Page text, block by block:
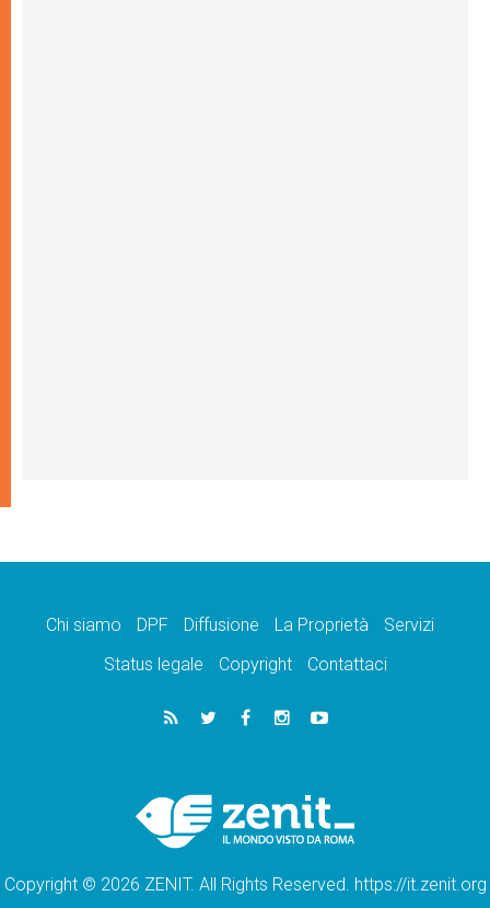
Chi siamo DPF Diffusione La Proprietà
Servizi
Status legale
Copyright Contattaci
Copyright © 2026 ZENIT. All Rights Reserved. https://it.zenit.org